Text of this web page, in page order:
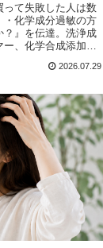
って失敗した人は数
・化学成分過敏の方
？』を伝達。洗浄成
、化学合成添加剤
2026.07.29